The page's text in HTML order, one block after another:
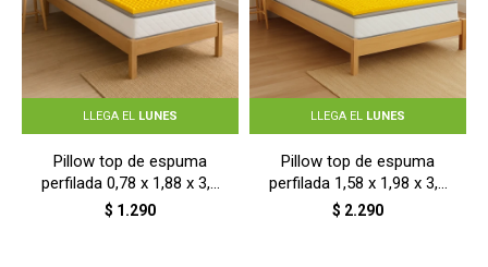
LLEGA EL LUNES
Pillow top de espuma
perfilada 0,78 x 1,88 x 3,5
cm - AMARILLO
$ 1.290
LLEGA EL LUNES
Pillow top de espuma
perfilada 1,58 x 1,98 x 3,5
cm - AMARILLO
$ 2.290